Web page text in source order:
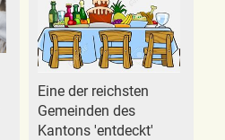
Eine der reichsten
Gemeinden des
Kantons 'entdeckt'